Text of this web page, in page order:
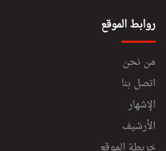
روابط الموقع
من نحن
اتصل بنا
الإشهار
الأرشيف